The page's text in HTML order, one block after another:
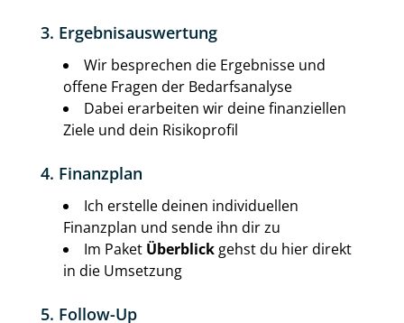
3. Ergebnisauswertung
Wir besprechen die Ergebnisse und
offene Fragen der Bedarfsanalyse
Dabei erarbeiten wir deine finanziellen
Ziele und dein Risikoprofil
4. Finanzplan
Ich erstelle deinen individuellen
Finanzplan und sende ihn dir zu
Im Paket Überblickgehst du hier direkt
in die Umsetzung
5. Follow-Up